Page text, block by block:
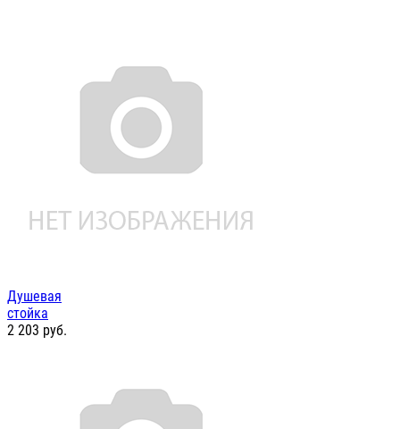
Душевая
стойка
2 203 руб.